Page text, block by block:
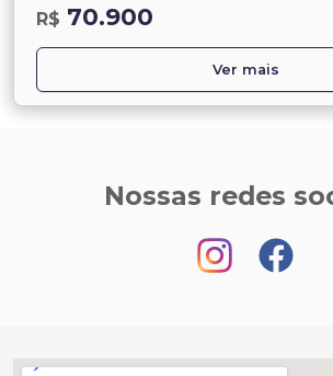
R$ 70.900
Ver mais
Nossas redes